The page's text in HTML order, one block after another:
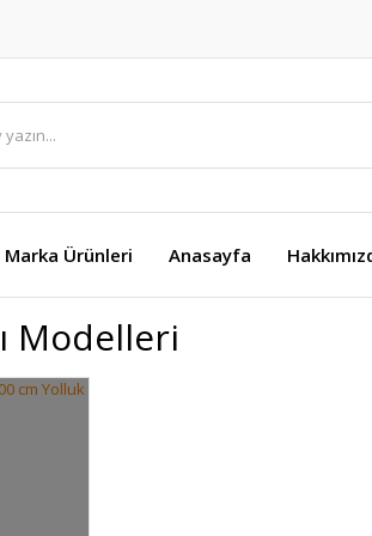
Marka Ürünleri Anasayfa
Modelleri